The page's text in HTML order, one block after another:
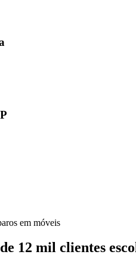
em móveis
12 mil clientes